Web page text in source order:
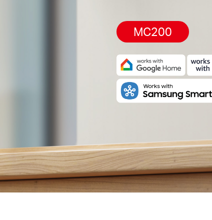
MC200